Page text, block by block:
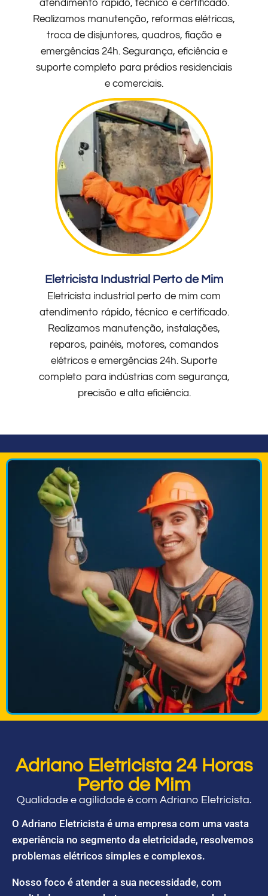
atendimento rápido, técnico e certificado.
Realizamos manutenção, reformas elétricas,
troca de disjuntores, quadros, fiação e
emergências 24h. Segurança, eficiência e
suporte completo para prédios residenciais
e comerciais.
Eletricista Industrial Perto de Mim
Eletricista industrial perto de mim com
atendimento rápido, técnico e certificado.
Realizamos manutenção, instalações,
reparos, painéis, motores, comandos
elétricos e emergências 24h. Suporte
completo para indústrias com segurança,
precisão e alta eficiência.
Adriano Eletricista 24 Horas
Perto de Mim
Qualidade e agilidade é com Adriano Eletricista.
O Adriano Eletricista é uma empresa com uma vasta
experiência no segmento da eletricidade, resolvemos
problemas elétricos simples e complexos.
Nosso foco é atender a sua necessidade, com